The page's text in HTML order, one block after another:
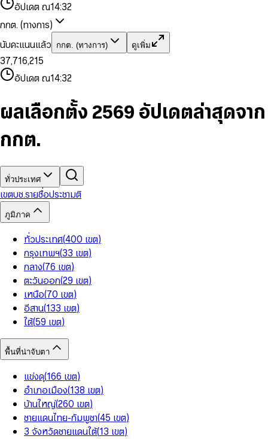
5
6
8
9
993
4
5
6
7
8
9
8
9
4
5
7
8
9
3
4
6
7
8
9
7
8
อัปเดต ณ14:32
กกต. (ทางการ)
นับคะแนนแล้ว
กกต. (ทางการ) ดูเพิ่ม
0
1
2
3
4
5
7
8
2
4
5
6
7
8
9
,
2
4
6
7
8
9
0
1
2
3
5
6
8
9
1
3
5
6
7
8
,
1
2
4
6
7
9
0
1
3
5
6
8
9
0
2
3
4
5
7
9
อัปเดต ณ14:32
ผลเลือกตั้ง 2569 อัปเดตล่าสุดจาก
กกต.
ทั่วประเทศ
เขตบช.รายชื่อประชามติ
ภูมิภาค
ทั่วประเทศ(400 เขต)
กรุงเทพฯ(33 เขต)
กลาง(76 เขต)
ตะวันออก(29 เขต)
เหนือ(70 เขต)
อีสาน(133 เขต)
ใต้(59 เขต)
พื้นที่น่าจับตา
แข่งดุ(166 เขต)
อำเภอเมือง(138 เขต)
บ้านใหญ่(260 เขต)
ชายแดนไทย-กัมพูชา(45 เขต)
3 จังหวัดชายแดนใต้(13 เขต)